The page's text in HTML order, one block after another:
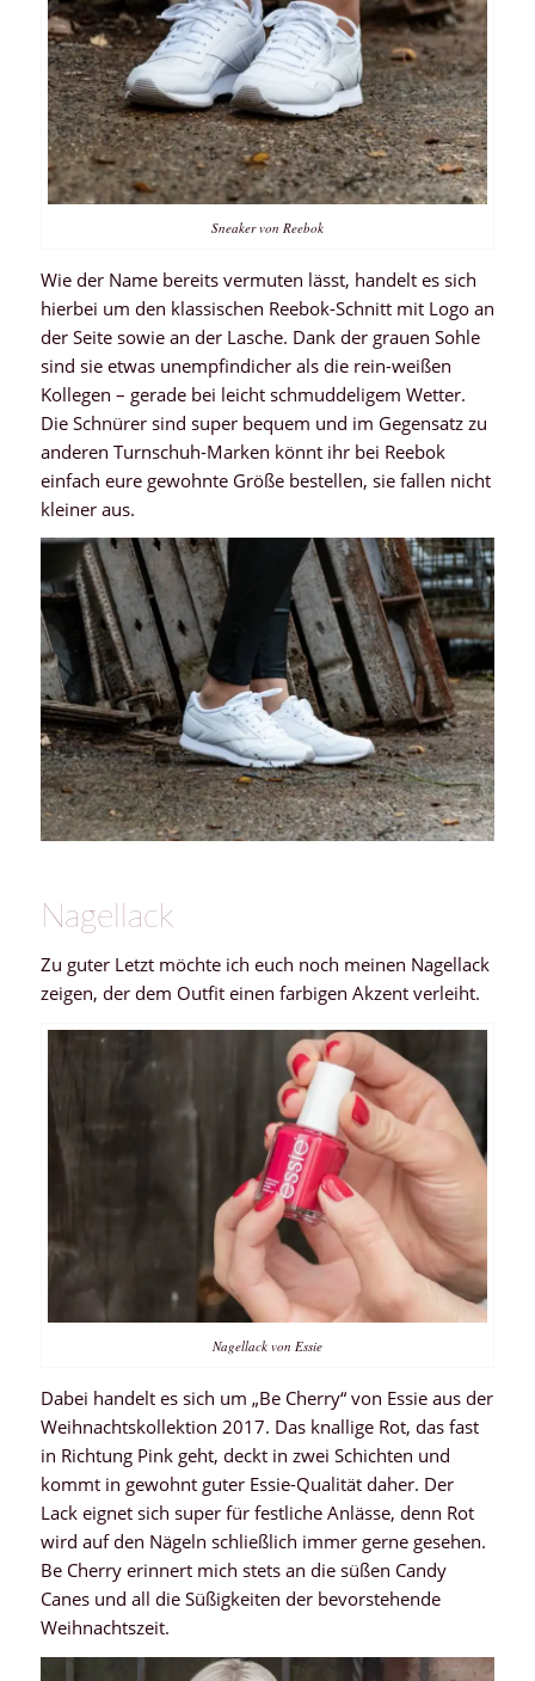
Sneaker von Reebok
Wie der Name bereits vermuten lässt, handelt es sich
hierbei um den klassischen Reebok-Schnitt mit Logo an
der Seite sowie an der Lasche. Dank der grauen Sohle
sind sie etwas unempfindicher als die rein-weißen
Kollegen – gerade bei leicht schmuddeligem Wetter.
Die Schnürer sind super bequem und im Gegensatz zu
anderen Turnschuh-Marken könnt ihr bei Reebok
einfach eure gewohnte Größe bestellen, sie fallen nicht
kleiner aus.
Nagellack
Zu guter Letzt möchte ich euch noch meinen Nagellack
zeigen, der dem Outfit einen farbigen Akzent verleiht.
Nagellack von Essie
Dabei handelt es sich um „Be Cherry“ von Essie aus der
Weihnachtskollektion 2017. Das knallige Rot, das fast
in Richtung Pink geht, deckt in zwei Schichten und
kommt in gewohnt guter Essie-Qualität daher. Der
Lack eignet sich super für festliche Anlässe, denn Rot
wird auf den Nägeln schließlich immer gerne gesehen.
Be Cherry erinnert mich stets an die süßen Candy
Canes und all die Süßigkeiten der bevorstehende
Weihnachtszeit.